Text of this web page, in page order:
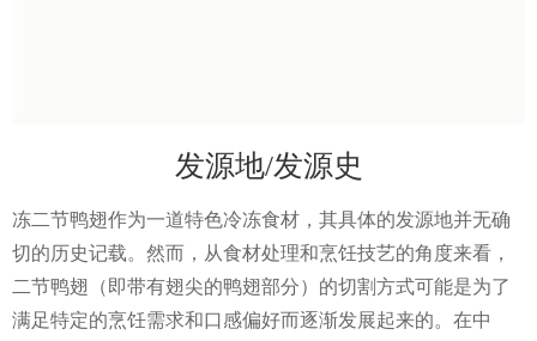
发源地/发源史
冻二节鸭翅作为一道特色冷冻食材，其具体的发源地并无确
切的历史记载。然而，从食材处理和烹饪技艺的角度来看，
二节鸭翅（即带有翅尖的鸭翅部分）的切割方式可能是为了
满足特定的烹饪需求和口感偏好而逐渐发展起来的。在中